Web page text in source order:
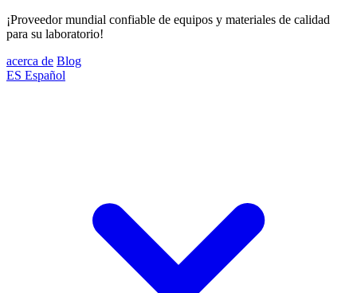
¡Proveedor mundial confiable de equipos y materiales de calidad
para su laboratorio!
acerca de Blog
ES Español